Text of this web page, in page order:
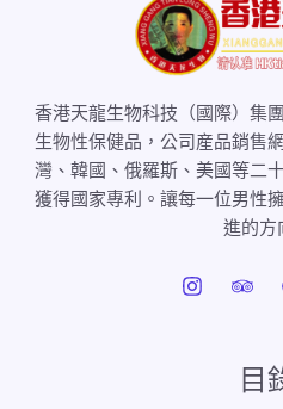
香港天龍生物科技（國際）集
生物性保健品，公司産品銷售
灣、韓國、俄羅斯、美國等二
獲得國家專利。讓每一位男性
進的方
目